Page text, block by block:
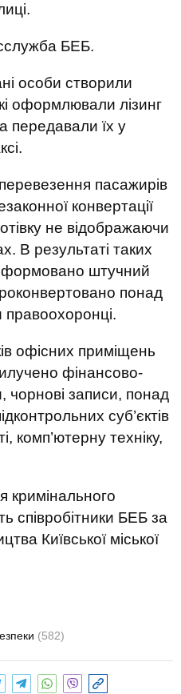
БЕБ.
особи створили
оформлювали лізинг
передавали їх у
пасажирів
конвертації
не відображаючи
В результаті таких
штучний
понад
офісних приміщень
фінансово-
чорнові записи, понад
суб’єктів
комп’ютерну техніку,
кримінального
співробітники БЕБ за
Київської міської
(582)